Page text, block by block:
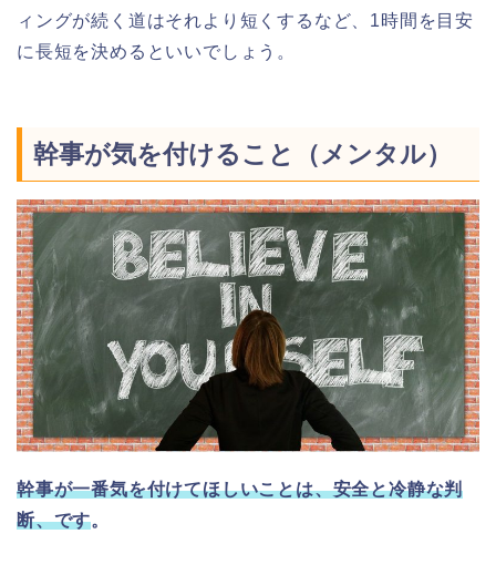
ィングが続く道はそれより短くするなど、1時間を目安
に長短を決めるといいでしょう。
幹事が気を付けること（メンタル）
幹事が一番気を付けてほしいことは、安全と冷静な判
断、です。